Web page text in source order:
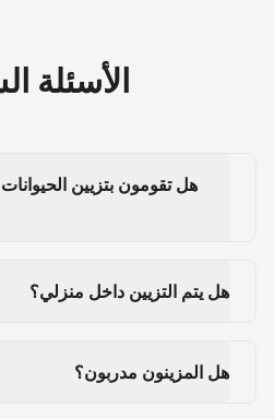
الأسئلة
هل تقومون بتزيين
هل يتم التزيين داخل منزلي؟
هل المزينون مدربون؟